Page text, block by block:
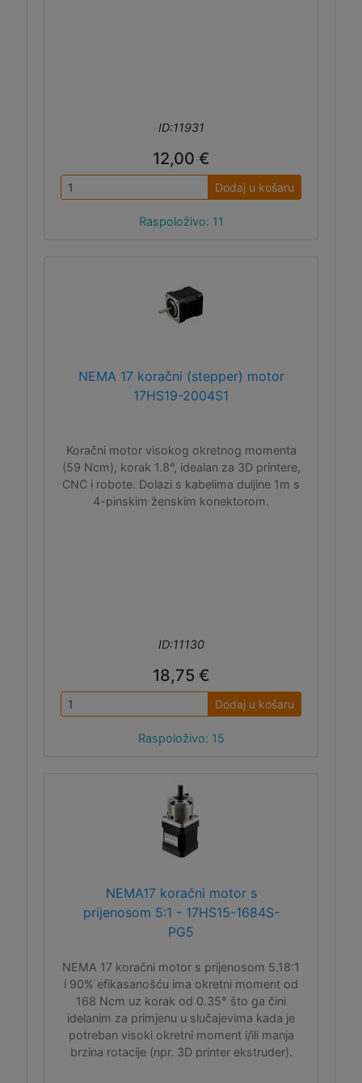
ID:11931
12,00 €
Dodaj u košaru
Raspoloživo: 11
NEMA 17 koračni (stepper) motor
17HS19-2004S1
Koračni motor visokog okretnog momenta
(59 Ncm), korak 1.8°, idealan za 3D printere,
CNC i robote. Dolazi s kabelima duljine 1m s
4-pinskim ženskim konektorom.
ID:11130
18,75 €
Dodaj u košaru
Raspoloživo: 15
NEMA17 koračni motor s
prijenosom 5:1 - 17HS15-1684S-
PG5
NEMA 17 koračni motor s prijenosom 5.18:1
i 90% efikasanošću ima okretni moment od
168 Ncm uz korak od 0.35° što ga čini
idelanim za primjenu u slučajevima kada je
potreban visoki okretni moment i/ili manja
brzina rotacije (npr. 3D printer ekstruder).